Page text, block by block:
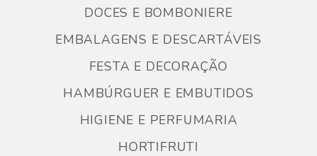
DOCES E BOMBONIERE
EMBALAGENS E DESCARTÁVEIS
FESTA E DECORAÇÃO
HAMBÚRGUER E EMBUTIDOS
HIGIENE E PERFUMARIA
HORTIFRUTI